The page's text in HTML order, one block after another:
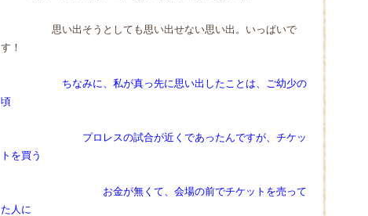
思い出そうとしても思い出せない思い出。いっぱいで
す！
ちなみに、私が真っ先に思い出したことは、ご幼少の
頃
プロレスの試合が近くであったんですが、チケッ
トを買う
お金が無くて、会場の前でチケットを売って
た人に